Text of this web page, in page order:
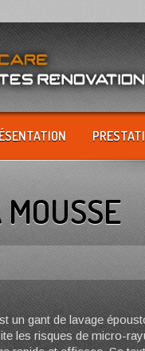
un gant de lavage
les risques de micro-